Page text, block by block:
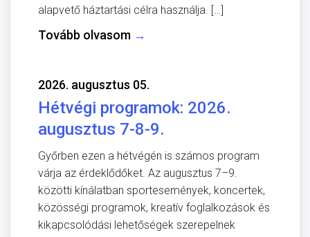
alapvető háztartási célra használja. […]
Tovább olvasom →
2026. augusztus 05.
Hétvégi programok: 2026.
augusztus 7-8-9.
Győrben ezen a hétvégén is számos program
várja az érdeklődőket. Az augusztus 7–9.
közötti kínálatban sportesemények, koncertek,
közösségi programok, kreatív foglalkozások és
kikapcsolódási lehetőségek szerepelnek